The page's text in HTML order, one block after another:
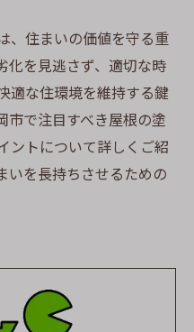
、住まいの価値を守る重
化を見逃さず、適切な時
適な住環境を維持する鍵
市で注目すべき屋根の塗
ントについて詳しくご紹
いを長持ちさせるための